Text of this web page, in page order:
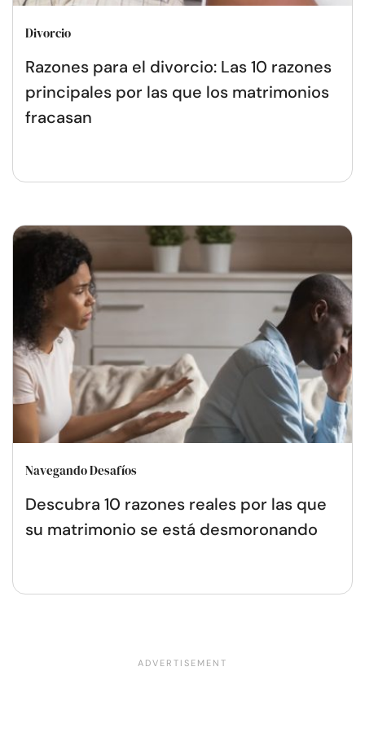
Divorcio
Razones para el divorcio: Las 10 razones
principales por las que los matrimonios
fracasan
Navegando Desafíos
Descubra 10 razones reales por las que
su matrimonio se está desmoronando